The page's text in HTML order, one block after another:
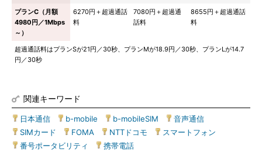
プランC（月額
4980円／1Mbps
～）
6270円＋超過通話
料
7080円＋超過通
話料
8655円＋超過通話
料
超過通話料はプランSが21円／30秒、プランMが18.9円／30秒、プランLが14.7
円／30秒
関連キーワード
日本通信 b-mobile b-mobileSIM 音声通信
SIMカード
FOMA NTTドコモ スマートフォン
番号ポータビリティ
携帯電話